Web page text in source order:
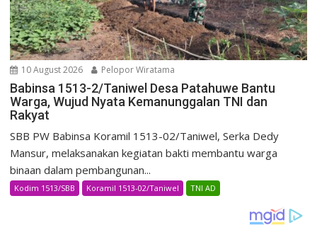
10 August 2026 Pelopor Wiratama
Babinsa 1513-2/Taniwel Desa Patahuwe Bantu
Warga, Wujud Nyata Kemanunggalan TNI dan
Rakyat
SBB PW Babinsa Koramil 1513-02/Taniwel, Serka Dedy
Mansur, melaksanakan kegiatan bakti membantu warga
binaan dalam pembangunan...
Kodim 1513/SBB Koramil 1513-02/Taniwel TNI AD